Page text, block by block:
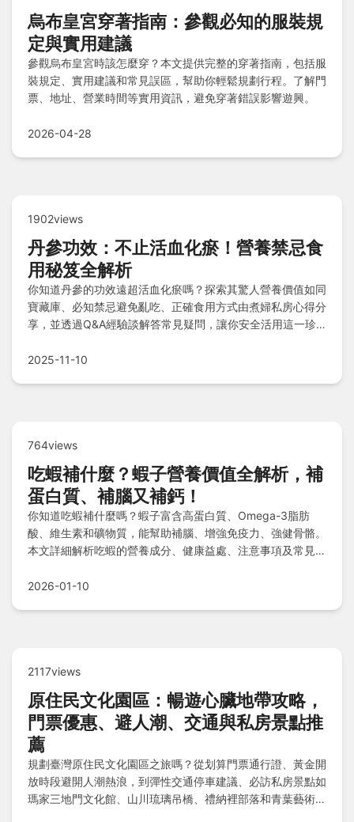
烏布皇宮穿著指南：參觀必知的服裝規
定與實用建議
參觀烏布皇宮時該怎麼穿？本文提供完整的穿著指南，包括服
裝規定、實用建議和常見誤區，幫助你輕鬆規劃行程。了解門
票、地址、營業時間等實用資訊，避免穿著錯誤影響遊興。
2026-04-28
1902views
丹參功效：不止活血化瘀！營養禁忌食
用秘笈全解析
你知道丹參的功效遠超活血化瘀嗎？探索其驚人營養價值如同
寶藏庫、必知禁忌避免亂吃、正確食用方式由煮婦私房心得分
享，並透過Q&A經驗談解答常見疑問，讓你安全活用這一珍
2025-11-10
764views
吃蝦補什麼？蝦子營養價值全解析，補
蛋白質、補腦又補鈣！
你知道吃蝦補什麼嗎？蝦子富含高蛋白質、Omega-3脂肪
酸、維生素和礦物質，能幫助補腦、增強免疫力、強健骨骼。
本文詳細解析吃蝦的營養成分、健康益處、注意事項及常見疑
2026-01-10
2117views
原住民文化園區：暢遊心臟地帶攻略，
門票優惠、避人潮、交通與私房景點推
薦
規劃臺灣原住民文化園區之旅嗎？從划算門票通行證、黃金開
放時段避開人潮熱浪，到彈性交通停車建議、必訪私房景點如
瑪家三地門文化館、山川琉璃吊橋、禮納裡部落和青葉藝術之